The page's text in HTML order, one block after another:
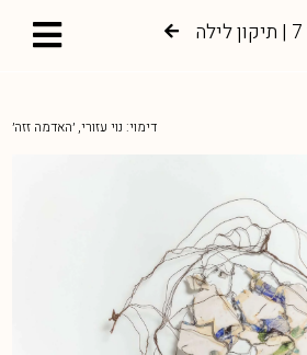
דימוי: נוי עזורי, ׳האדמה זזה׳